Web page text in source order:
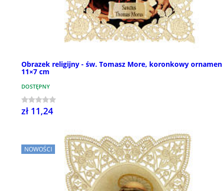
Obrazek religijny - św. Tomasz More, koronkowy
11×7 cm
DOSTĘPNY
zł 11,24
NOWOŚCI